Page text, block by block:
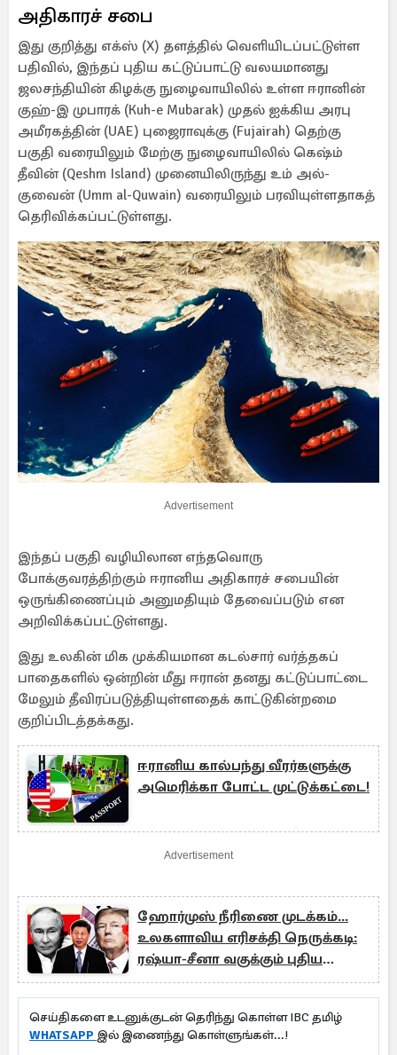
அதிகாரச் சபை
இது குறித்து எக்ஸ் (X) தளத்தில் வெளியிடப்பட்டுள்ள
பதிவில், இந்தப் புதிய கட்டுப்பாட்டு வலயமானது
ஜலசந்தியின் கிழக்கு நுழைவாயிலில் உள்ள ஈரானின்
குஹ்-இ முபாரக் (Kuh-e Mubarak) முதல் ஐக்கிய அரபு
அமீரகத்தின் (UAE) புஜைராவுக்கு (Fujairah) தெற்கு
பகுதி வரையிலும் மேற்கு நுழைவாயிலில் கெஷ்ம்
தீவின் (Qeshm Island) முனையிலிருந்து உம் அல்-
குவைன் (Umm al-Quwain) வரையிலும் பரவியுள்ளதாகத்
தெரிவிக்கப்பட்டுள்ளது.
Advertisement
இந்தப் பகுதி வழியிலான எந்தவொரு
போக்குவரத்திற்கும் ஈரானிய அதிகாரச் சபையின்
ஒருங்கிணைப்பும் அனுமதியும் தேவைப்படும் என
அறிவிக்கப்பட்டுள்ளது.
இது உலகின் மிக முக்கியமான கடல்சார் வர்த்தகப்
பாதைகளில் ஒன்றின் மீது ஈரான் தனது கட்டுப்பாட்டை
மேலும் தீவிரப்படுத்தியுள்ளதைக் காட்டுகின்றமை
குறிப்பிடத்தக்கது.
ஈரானிய கால்பந்து வீரர்களுக்கு
அமெரிக்கா போட்ட முட்டுக்கட்டை!
Advertisement
ஹோர்முஸ் நீரிணை முடக்கம்...
உலகளாவிய எரிசக்தி நெருக்கடி:
ரஷ்யா-சீனா வகுக்கும் புதிய
வியூகம்
செய்திகளை உடனுக்குடன் தெரிந்து கொள்ள IBC தமிழ்
WHATSAPP இல் இணைந்து கொள்ளுங்கள்...!